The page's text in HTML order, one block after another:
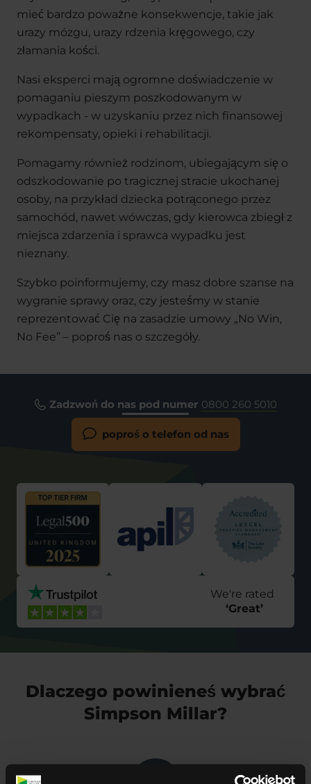
mieć bardzo poważne konsekwencje, takie jak
urazy mózgu, urazy rdzenia kręgowego, czy
złamania kości.
Nasi eksperci mają ogromne doświadczenie w
pomaganiu pieszym poszkodowanym w
wypadkach - w uzyskaniu przez nich finansowej
rekompensaty, opieki i rehabilitacji.
Pomagamy również rodzinom, ubiegającym się o
odszkodowanie po tragicznej stracie ukochanej
osoby, na przykład dziecka potrąconego przez
samochód, nawet wówczas, gdy kierowca zbiegł z
miejsca zdarzenia i sprawca wypadku jest
nieznany.
Szybko poinformujemy, czy masz dobre szanse na
wygranie sprawy oraz, czy jesteśmy w stanie
reprezentować Cię na zasadzie umowy „No Win,
No Fee” – poproś nas o szczegóły.
Zadzwoń do nas pod numer 0800 260 5010
poproś o telefon od nas
We're rated
‘Great’
Dlaczego powinieneś wybrać
Simpson Millar?